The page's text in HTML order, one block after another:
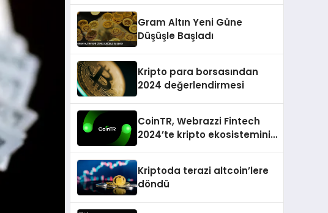
Gram Altın Yeni Güne
Düşüşle Başladı
Kripto para borsasından
2024 değerlendirmesi
CoinTR, Webrazzi Fintech
2024’te kripto ekosisteminin
Kriptoda terazi altcoin’lere
döndü